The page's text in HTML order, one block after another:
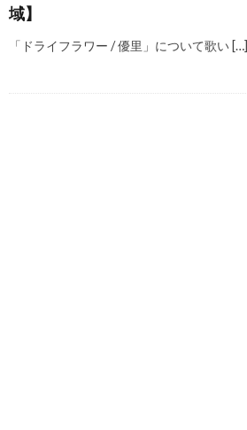
域】
「ドライフラワー / 優里」について歌い […]